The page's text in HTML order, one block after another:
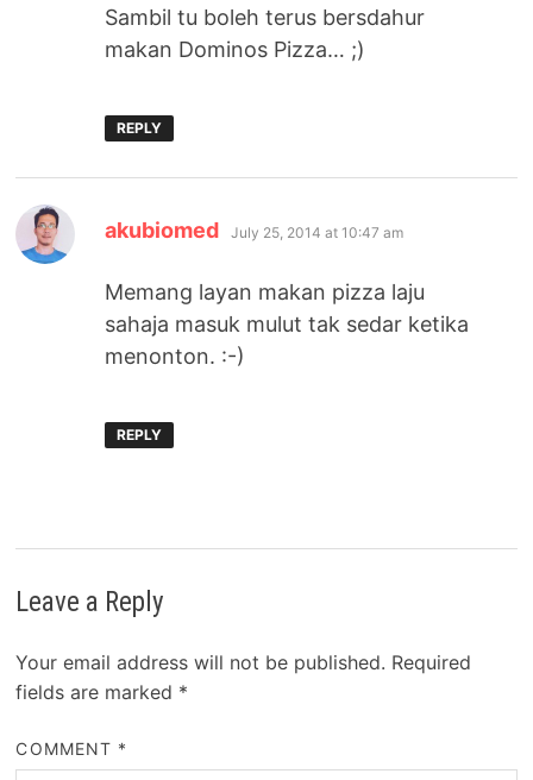
Sambil tu boleh terus bersdahur
makan Dominos Pizza… ;)
REPLY
akubiomed says:
July 25, 2014 at 10:47 am
Memang layan makan pizza laju
sahaja masuk mulut tak sedar ketika
menonton. :-)
REPLY
Leave a Reply
Your email address will not be published. Required
fields are marked *
COMMENT *